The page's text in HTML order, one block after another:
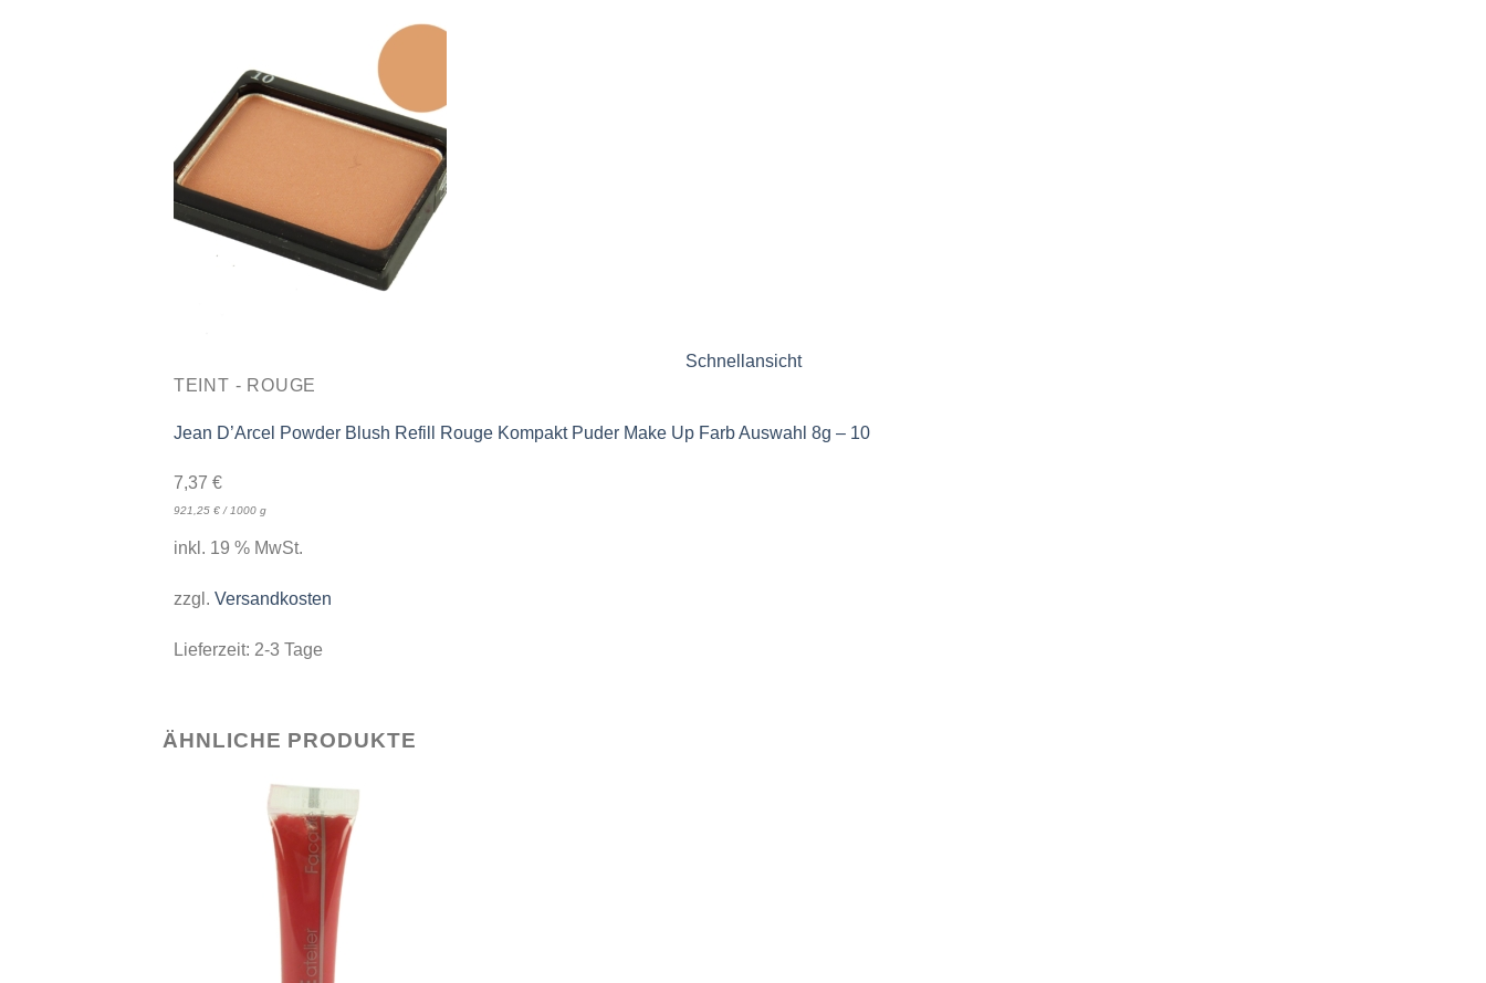
Schnellansicht
TEINT - ROUGE
Jean D’Arcel Powder Blush Refill Rouge Kompakt Puder Make Up Farb Auswahl 8g – 10
7,37 €
921,25 €/1000 g
inkl. 19 % MwSt.
zzgl. Versandkosten
Lieferzeit: 2-3 Tage
ÄHNLICHE PRODUKTE